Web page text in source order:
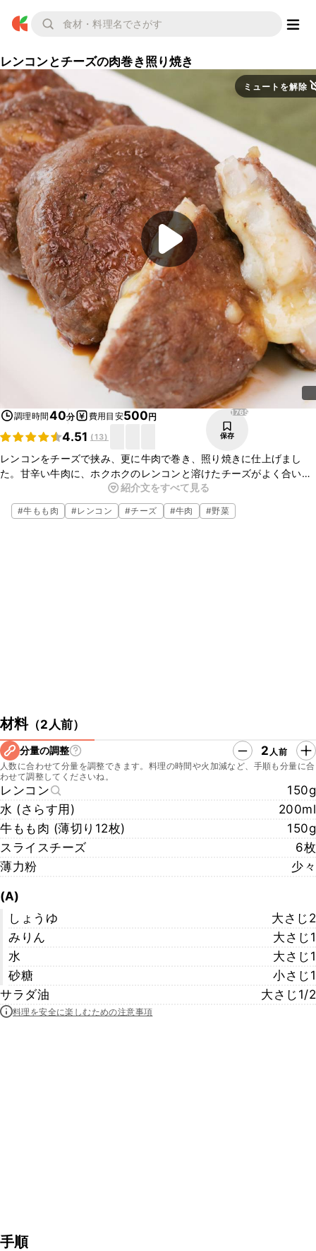
レンコンとチーズの肉巻き照り焼き
ミュートを解除
調理時間40分 費用目安500円
4.51 (13)
1765
保存
レンコンをチーズで挟み、更に牛肉で巻き、照り焼きに仕上げまし
た。甘辛い牛肉に、ホクホクのレンコンと溶けたチーズがよく合いま
す。食材それぞれの食感が楽しめる一品です。ご飯にもお酒にもよく
合いますので、是非お試しください。
紹介文をすべて見る
#牛もも肉 #レンコン #チーズ #牛肉 #野菜
材料（2人前）
分量の調整 2 人前
人数に合わせて分量を調整できます。料理の時間や火加減など、手順も分量に合
わせて調整してくださいね。
レンコン
150g
水 (さらす用)
200ml
牛もも肉 (薄切り12枚)
150g
スライスチーズ
6枚
薄力粉
少々
(A)
しょうゆ
大さじ2
みりん
大さじ1
水
大さじ1
砂糖
小さじ1
サラダ油
大さじ1/2
料理を安全に楽しむための注意事項
手順